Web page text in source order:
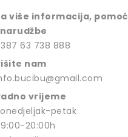
više informacija, pomoć
63 738 888
nam
vrijeme
petak
20:00h